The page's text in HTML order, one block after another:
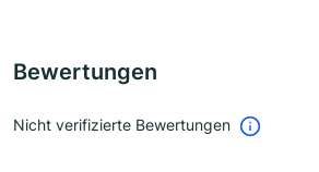
Bewertungen
Nicht verifizierte Bewertungen